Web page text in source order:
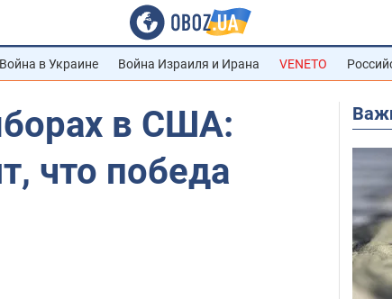
Война в Украине Война Израиля и Ирана VENETO
в США:
что победа